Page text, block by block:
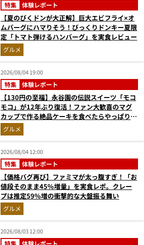
特集 体験レポート
【夏のびくドンが大正解】巨大エビフライ×オ
ムバーグにハマりそう！びっくりドンキー夏限
定「トマト弾けるハンバーグ」を実食レビュー
グルメ
2026/08/04 19:00
特集 体験レポート
【130円の至福】永谷園の伝説スイーツ「モコ
モコ」が12年ぶり復活！ファン大歓喜のマグ
カップで作る絶品ケーキを食べたらやっぱり最
高にウマかった
グルメ
2026/08/04 12:00
特集 体験レポート
【価格バグ再び】ファミマが太っ腹すぎ！「お
値段そのまま45%増量」を実食レポ。クレー
プは推定59%増の衝撃的な大盤振る舞い
グルメ
2026/08/03 12:00